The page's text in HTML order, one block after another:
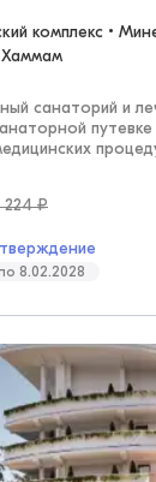
комплекс •
Хаммам
санаторий и
224 ₽
8.02.2028